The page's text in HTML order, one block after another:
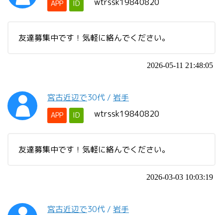
APP ID
友達募集中です！気軽に絡んでください。
2026-05-11 21:48:05
宮古近辺で30代 / 岩手
APP ID wtrssk19840820
友達募集中です！気軽に絡んでください。
2026-03-03 10:03:19
宮古近辺で30代 / 岩手